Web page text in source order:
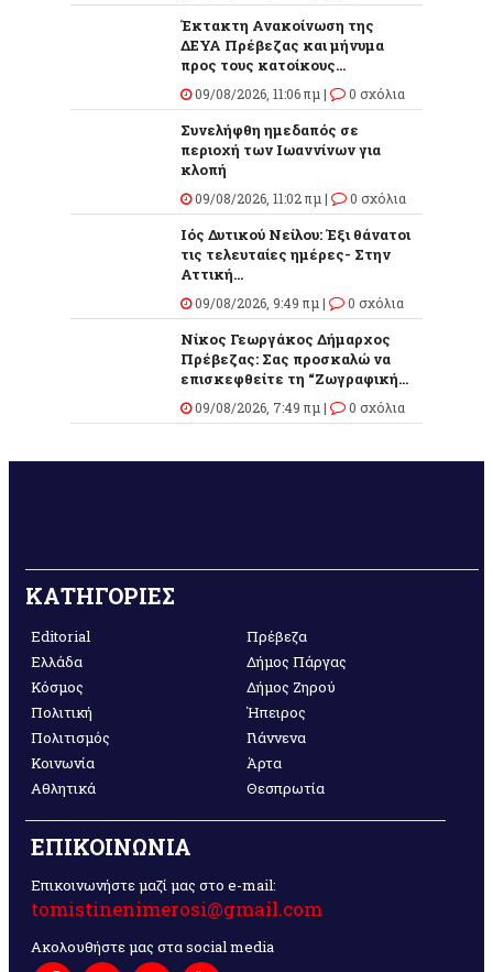
Έκτακτη Ανακοίνωση της
ΔΕΥΑ Πρέβεζας και μήνυμα
προς τους κατοίκους...
09/08/2026, 11:06 πμ | 0 σχόλια
Συνελήφθη ημεδαπός σε
περιοχή των Ιωαννίνων για
κλοπή
09/08/2026, 11:02 πμ | 0 σχόλια
Ιός Δυτικού Νείλου: Έξι θάνατοι
τις τελευταίες ημέρες- Στην
Αττική...
09/08/2026, 9:49 πμ | 0 σχόλια
Νίκος Γεωργάκος Δήμαρχος
Πρέβεζας: Σας προσκαλώ να
επισκεφθείτε τη “Ζωγραφική...
09/08/2026, 7:49 πμ | 0 σχόλια
ΚΑΤΗΓΟΡΙΕΣ
Editorial
Ελλάδα
Κόσμος
Πολιτική
Πολιτισμός
Κοινωνία
Αθλητικά
Πρέβεζα
Δήμος Πάργας
Δήμος Ζηρού
Ήπειρος
Γιάννενα
Άρτα
Θεσπρωτία
ΕΠΙΚΟΙΝΩΝΙΑ
Επικοινωνήστε μαζί μας στο e-mail:
tomistinenimerosi@gmail.com
Ακολουθήστε μας στα social media